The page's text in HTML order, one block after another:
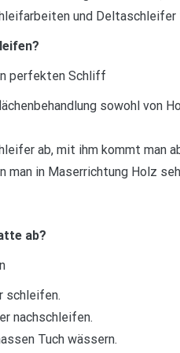
und Deltaschleifer
perfekten Schliff
sowohl von
ab, mit ihm kommt man
man in Maserrichtung Holz
ab?
schleifen.
nachschleifen.
Tuch wässern.